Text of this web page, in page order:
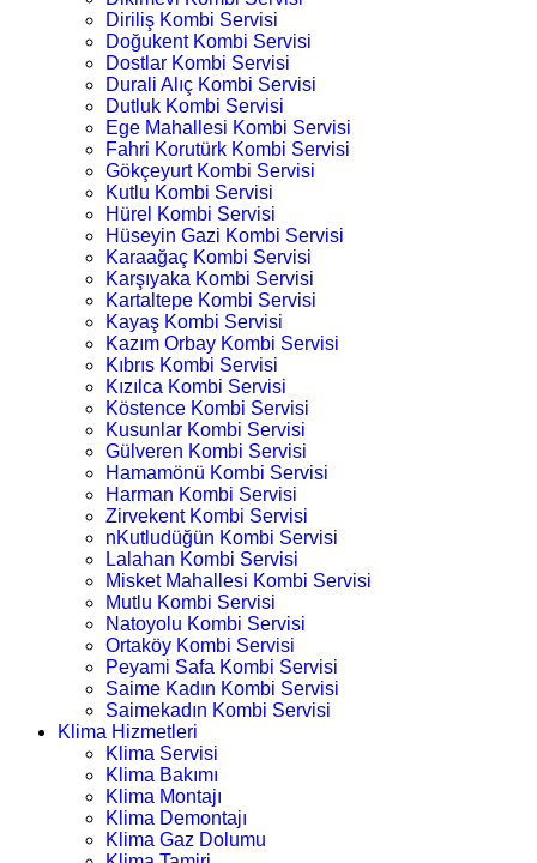
Diriliş Kombi Servisi
Doğukent Kombi Servisi
Dostlar Kombi Servisi
Durali Alıç Kombi Servisi
Dutluk Kombi Servisi
Ege Mahallesi Kombi Servisi
Fahri Korutürk Kombi Servisi
Gökçeyurt Kombi Servisi
Kutlu Kombi Servisi
Hürel Kombi Servisi
Hüseyin Gazi Kombi Servisi
Karaağaç Kombi Servisi
Karşıyaka Kombi Servisi
Kartaltepe Kombi Servisi
Kayaş Kombi Servisi
Kazım Orbay Kombi Servisi
Kıbrıs Kombi Servisi
Kızılca Kombi Servisi
Köstence Kombi Servisi
Kusunlar Kombi Servisi
Gülveren Kombi Servisi
Hamamönü Kombi Servisi
Harman Kombi Servisi
Zirvekent Kombi Servisi
nKutludüğün Kombi Servisi
Lalahan Kombi Servisi
Misket Mahallesi Kombi Servisi
Mutlu Kombi Servisi
Natoyolu Kombi Servisi
Ortaköy Kombi Servisi
Peyami Safa Kombi Servisi
Saime Kadın Kombi Servisi
Saimekadın Kombi Servisi
Klima Hizmetleri
Klima Servisi
Klima Bakımı
Klima Montajı
Klima Demontajı
Klima Gaz Dolumu